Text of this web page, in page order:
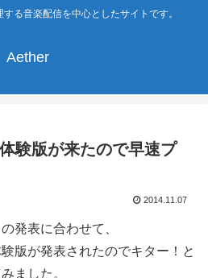
る音楽配信を中心としたサイトです。
Aether
験版が来たので早速プ
2014.11.07
発表に合わせて、
版が発表されたのでキター！と
ました。